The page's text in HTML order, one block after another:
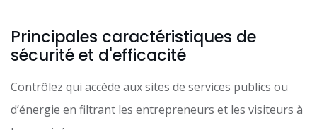
Principales caractéristiques de
sécurité et d'efficacité
Contrôlez qui accède aux sites de services publics ou
d’énergie en filtrant les entrepreneurs et les visiteurs à